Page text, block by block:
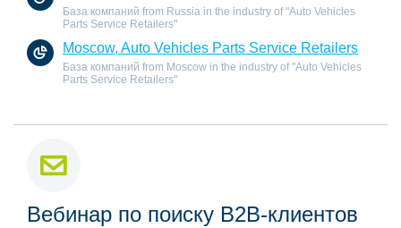
База компаний from Russia in the industry of "Auto Vehicles
Parts Service Retailers"
Moscow, Auto Vehicles Parts Service Retailers
База компаний from Moscow in the industry of "Auto Vehicles
Parts Service Retailers"
Вебинар по поиску B2B-клиентов